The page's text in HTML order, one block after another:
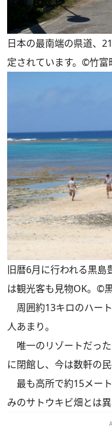
日本の最南端の県道、
定されています。©︎竹富
旧暦6月に行われる黒
は観光客も見物OK。©︎
周囲約13キロのハー
人あまり。
唯一のリゾートだっ
に閉館し、今は数軒の民
最も高所で約15メー
みのサトウキビ畑とは